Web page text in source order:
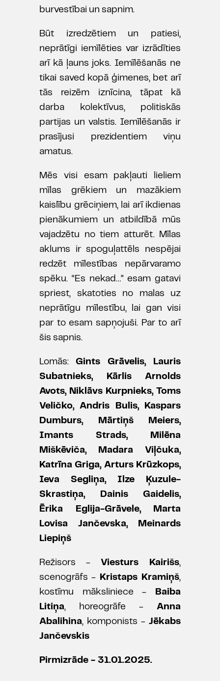
burvestībai un sapnim.
Būt izredzētiem un patiesi,
neprātīgi iemīlēties var izrādīties
arī kā ļauns joks. Iemīlēšanās ne
tikai saved kopā ģimenes, bet arī
tās reizēm iznīcina, tāpat kā
darba kolektīvus, politiskās
partijas un valstis. Iemīlēšanās ir
prasījusi prezidentiem viņu
amatus.
Mēs visi esam pakļauti lieliem
mīlas grēkiem un mazākiem
kaislību grēciņiem, lai arī ikdienas
pienākumiem un atbildībā mūs
vajadzētu no tiem atturēt. Mīlas
aklums ir spoguļattēls nespējai
redzēt mīlestības nepārvaramo
spēku. “Es nekad…” esam gatavi
spriest, skatoties no malas uz
neprātīgu mīlestību, lai gan visi
par to esam sapņojuši. Par to arī
šis sapnis.
Lomās: Gints Grāvelis, Lauris
Subatnieks, Kārlis Arnolds
Avots, Niklāvs Kurpnieks, Toms
Veličko, Andris Bulis, Kaspars
Dumburs, Mārtiņš Meiers,
Imants Strads, Milēna
Miškēviča, Madara Viļčuka,
Katrīna Griga, Arturs Krūzkops,
Ieva Segliņa, Ilze Ķuzule-
Skrastiņa, Dainis Gaidelis,
Ērika Eglija-Grāvele, Marta
Lovisa Jančevska, Meinards
Liepiņš
Režisors - Viesturs Kairišs,
scenogrāfs -
Kristaps Kramiņš,
kostīmu māksliniece -
Baiba
Litiņa, horeogrāfe - Anna
Abalihina, komponists - Jēkabs
Jančevskis
Pirmizrāde - 31.01.2025.